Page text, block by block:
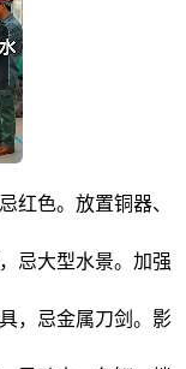
红色。放置铜器、
忌大型水景。加强
，忌金属刀剑。影